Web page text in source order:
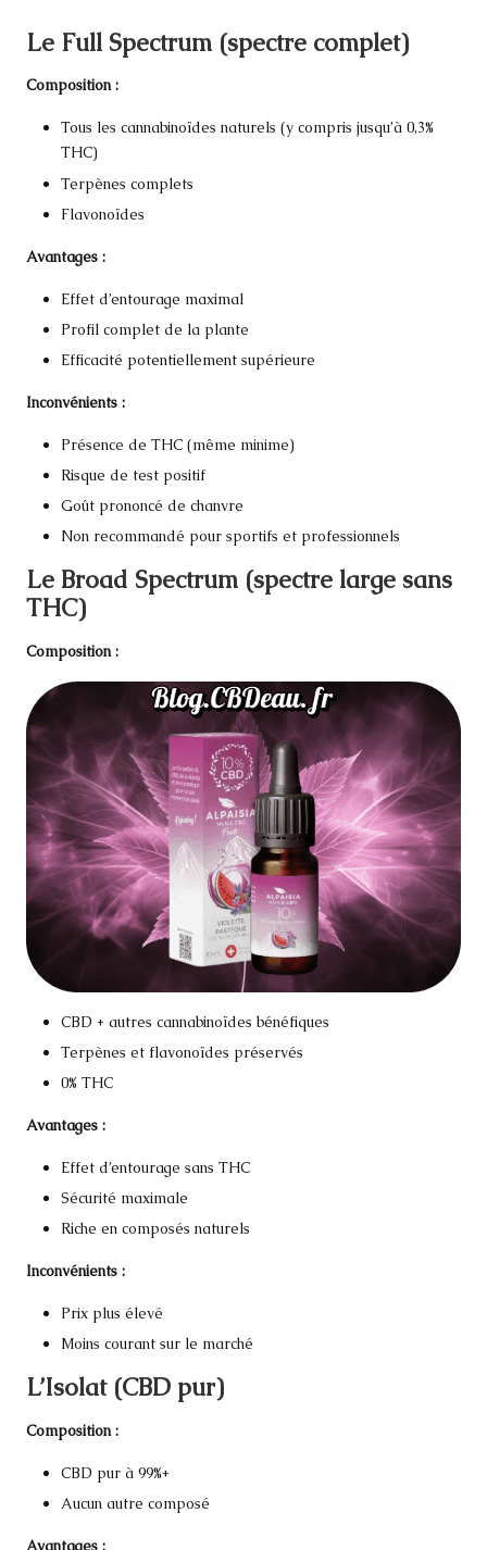
Le Full Spectrum (spectre complet)
Composition :
Tous les cannabinoïdes naturels (y compris jusqu’à 0,3%
THC)
Terpènes complets
Flavonoïdes
Avantages :
Effet d’entourage maximal
Profil complet de la plante
Efficacité potentiellement supérieure
Inconvénients :
Présence de THC (même minime)
Risque de test positif
Goût prononcé de chanvre
Non recommandé pour sportifs et professionnels
Le Broad Spectrum (spectre large sans
THC)
Composition :
CBD + autres cannabinoïdes bénéfiques
Terpènes et flavonoïdes préservés
0% THC
Avantages :
Effet d’entourage sans THC
Sécurité maximale
Riche en composés naturels
Inconvénients :
Prix plus élevé
Moins courant sur le marché
L’Isolat (CBD pur)
Composition :
CBD pur à 99%+
Aucun autre composé
Avantages :